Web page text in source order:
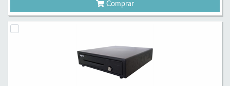
Comprar